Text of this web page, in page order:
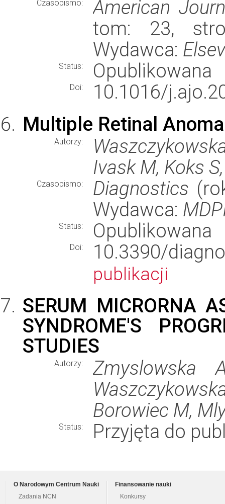
Czasopismo:
American
tom: 23,
Wydawca:
Status: Opublikowana
Doi:
10.1016/
Multiple Retinal
Autorzy:
Ivask M, Koks
Czasopismo: Diagnostics
Wydawca:
Status: Opublikowana
Doi: 10.3390/
publikacji
SERUM MICRORNA
SYNDROME'S
STUDIES
Autorzy:
Zmyslowska
Borowiec M,
Status: Przyjęta do
O Narodowym Centrum Nauki
Zadania NCN
Finansowanie nauki
Konkursy